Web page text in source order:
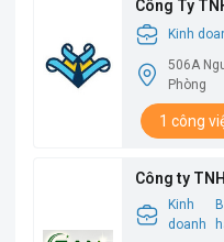
Công Ty
Kinh
506A
Phòng
1 công
Công ty
Kinh
doanh